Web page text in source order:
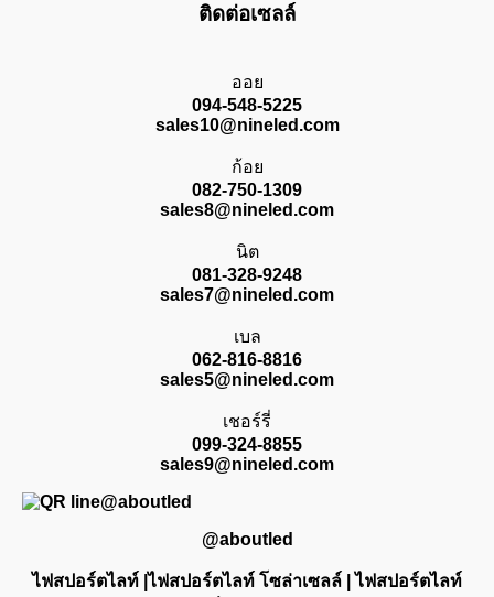
ติดต่อเซลล์
ออย
094-548-5225
sales10@nineled.com
ก้อย
082-750-1309
sales8@nineled.com
นิต
081-328-9248
sales7@nineled.com
เบล
062-816-8816
sales5@nineled.com
เชอร์รี่
099-324-8855
sales9@nineled.com
@aboutled
ไฟสปอร์ตไลท์ |ไฟสปอร์ตไลท์ โซล่าเซลล์ | ไฟสปอร์ตไลท์